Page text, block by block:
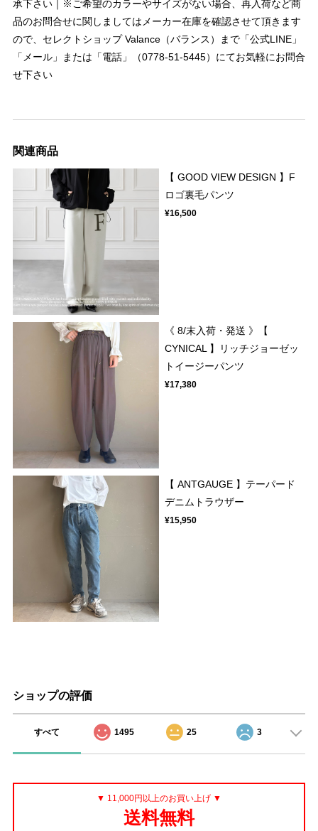
承下さい｜※ご希望のカラーやサイズがない場合、再入荷など商
品のお問合せに関しましてはメーカー在庫を確認させて頂きます
ので、セレクトショップ Valance（バランス）まで「公式LINE」
「メール」または「電話」（0778-51-5445）にてお気軽にお問合
せ下さい
関連商品
【 GOOD VIEW DESIGN 】F
ロゴ裏毛パンツ
¥16,500
《 8/末入荷・発送 》【
CYNICAL 】リッチジョーゼッ
トイージーパンツ
¥17,380
【 ANTGAUGE 】テーパード
デニムトラウザー
¥15,950
ショップの評価
すべて 1495 25 3
▼ 11,000円以上のお買い上げ ▼
送料無料